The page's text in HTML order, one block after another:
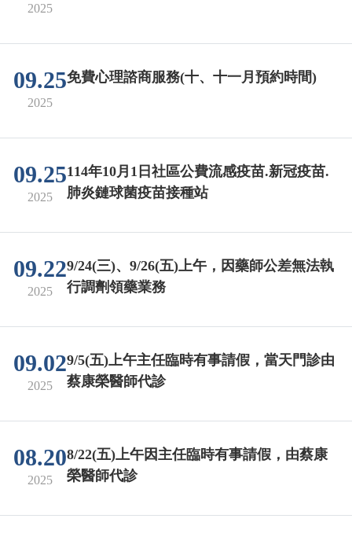
2025
09.25
2025
免費心理諮商服務(十、十一月預約時間)
09.25
2025
114年10月1日社區公費流感疫苗.新冠疫苗.
肺炎鏈球菌疫苗接種站
09.22
2025
9/24(三)、9/26(五)上午，因藥師公差無法執
行調劑領藥業務
09.02
2025
9/5(五)上午主任臨時有事請假，當天門診由
蔡康榮醫師代診
08.20
2025
8/22(五)上午因主任臨時有事請假，由蔡康
榮醫師代診